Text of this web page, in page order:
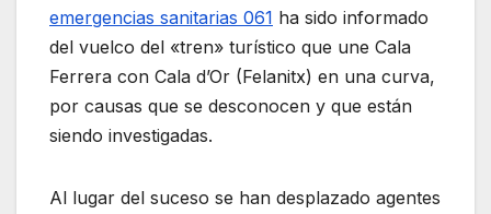
emergencias sanitarias 061 ha sido informado
del vuelco del «tren» turístico que une Cala
Ferrera con Cala d’Or (Felanitx) en una curva,
por causas que se desconocen y que están
siendo investigadas.
Al lugar del suceso se han desplazado agentes